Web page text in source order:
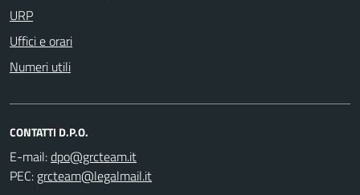
URP
Uffici e orari
Numeri utili
CONTATTI D.P.O.
E-mail:
PEC: